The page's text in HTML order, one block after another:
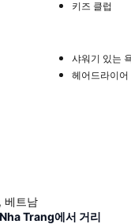
키즈 클럽
샤워기 있는
헤어드라이어
베트남
Trang에서 거리